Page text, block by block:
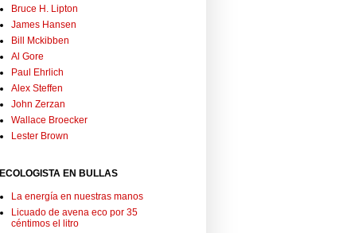
Bruce H. Lipton
James Hansen
Bill Mckibben
Al Gore
Paul Ehrlich
Alex Steffen
John Zerzan
Wallace Broecker
Lester Brown
ECOLOGISTA EN BULLAS
La energía en nuestras manos
Licuado de avena eco por 35
céntimos el litro